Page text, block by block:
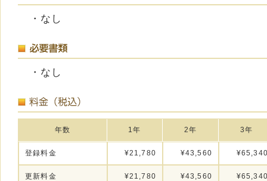
・なし
・なし
年数 1年 2年 3年
登録料金 ¥21,780 ¥43,560
更新料金 ¥21,780 ¥43,560